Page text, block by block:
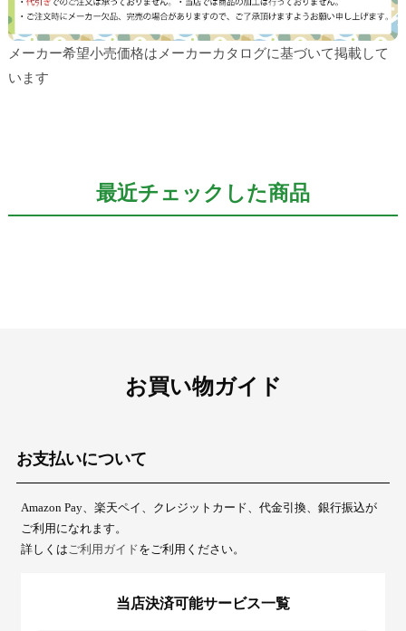
メーカー希望小売価格はメーカーカタログに基づいて掲載して
います
最近チェックした商品
お買い物ガイド
お支払いについて
Amazon Pay、楽天ペイ、クレジットカード、代金引換、銀行振込が
ご利用になれます。
詳しくは ご利用ガイドをご利用ください。
当店決済可能サービス一覧